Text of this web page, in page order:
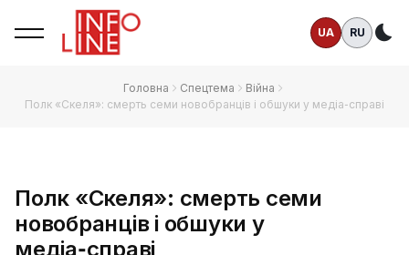
UA RU
Головна Спецтема
Війна
Полк «Скеля»: смерть семи новобранців і обшуки у медіа‑справі
Полк «Скеля»: смерть семи
новобранців і обшуки у
медіа‑справі